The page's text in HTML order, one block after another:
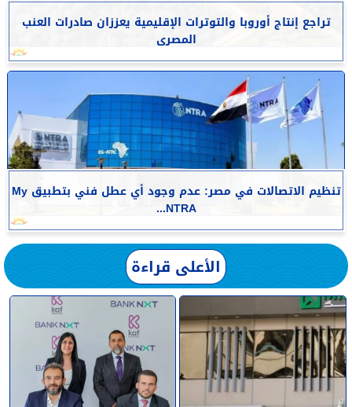
تراجع إنتاج أوروبا والتوترات الإقليمية يعززان صادرات العنب
المصرى
تنظيم الاتصالات في مصر: عدم وجود أي عطل فني بتطبيق My
NTRA...
الأعلى قراءة